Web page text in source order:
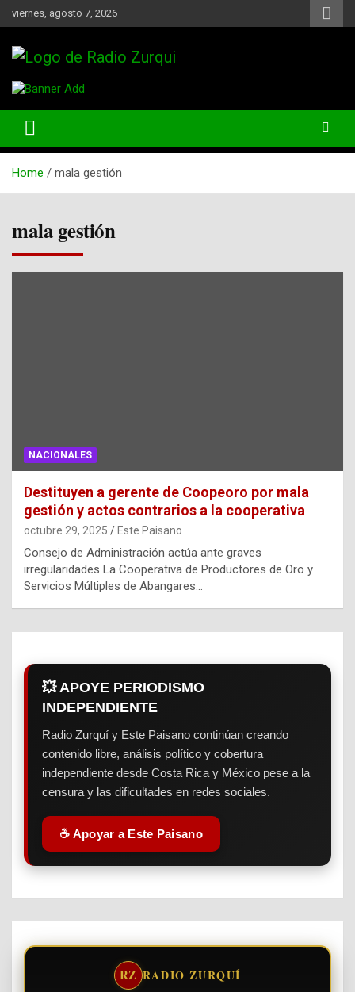
Skip
to
viernes, agosto 7, 2026
Radio Zurqui
Home mala gestión
mala gestión
NACIONALES
Destituyen a gerente de Coopeoro por mala
gestión y actos contrarios a la cooperativa
octubre 29, 2025 Este Paisano
Consejo de Administración actúa ante graves
irregularidades La Cooperativa de Productores de Oro y
Servicios Múltiples de Abangares…
💥 APOYE PERIODISMO
INDEPENDIENTE
Radio Zurquí y Este Paisano continúan creando
contenido libre, análisis político y cobertura
independiente desde Costa Rica y México pese a la
censura y las dificultades en redes sociales.
☕ Apoyar a Este Paisano
RZ RADIO ZURQUÍ